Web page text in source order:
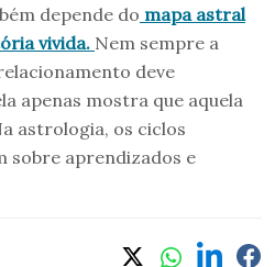
depende do mapa astral
vivida. Nem sempre a
deve
apenas mostra que aquela
astrologia, os ciclos
sobre aprendizados e